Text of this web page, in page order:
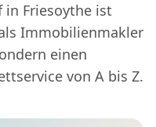
Friesoythe ist
Immobilienmakler
einen
von A bis Z.